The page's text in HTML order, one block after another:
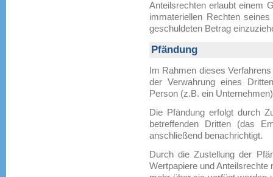
Anteilsrechten erlaubt einem
immateriellen Rechten
geschuldeten Betrag
Pfändung
Im Rahmen dieses
der Verwahrung eines
Person (z.B. ein
Die Pfändung erfolgt durch
betreffenden Dritten (das
anschließend benachrichtigt.
Durch die Zustellung der
Wertpapiere und